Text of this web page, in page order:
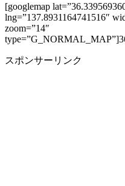
[googlemap
lng=”137.8931164741516″
zoom=”14″
スポンサーリンク